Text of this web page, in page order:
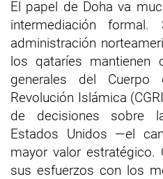
El papel de Doha va
intermediación
administración
los qataríes mantienen
generales del
Revolución Islámica
de decisiones sobre
Estados Unidos —el
mayor valor estratégico.
sus esfuerzos con los